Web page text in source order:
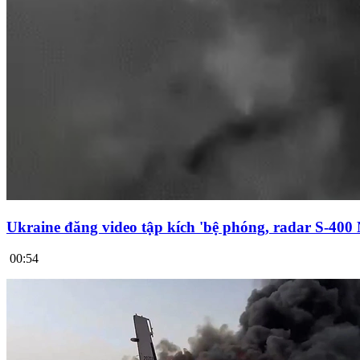
Ukraine đăng video tập kích 'bệ phóng, radar S-400
00:54